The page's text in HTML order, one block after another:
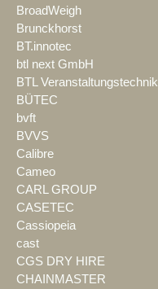
BroadWeigh
Brunckhorst
BT.innotec
btl next GmbH
BTL Veranstaltungstechnik
BÜTEC
bvft
BVVS
Calibre
Cameo
CARL GROUP
CASETEC
Cassiopeia
cast
CGS DRY HIRE
CHAINMASTER